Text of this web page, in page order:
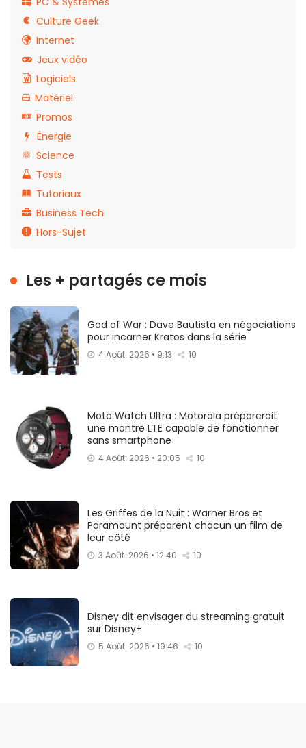
Culture Geek
Internet
Jeux vidéo
Logiciels
Matériel
Promos
Énergie
Science
Tests
Tutoriaux
Business Tech
Hors-Sujet
Les + partagés ce mois
God of War : Dave Bautista en négociations
pour incarner Kratos dans la série
4 Août. 2026 • 9:13 10
Moto Watch Ultra : Motorola préparerait
une montre LTE capable de fonctionner
sans smartphone
4 Août. 2026 • 20:05 10
Les Griffes de la Nuit : Warner Bros et
Paramount préparent chacun un film de
leur côté
3 Août. 2026 • 12:40 10
Disney dit envisager du streaming gratuit
sur Disney+
5 Août. 2026 • 19:46 10